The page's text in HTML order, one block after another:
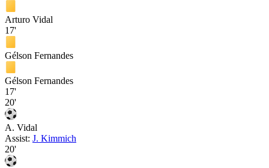
Arturo Vidal
17'
Gélson Fernandes
Gélson Fernandes
17'
20'
A. Vidal
Assist: J. Kimmich
20'